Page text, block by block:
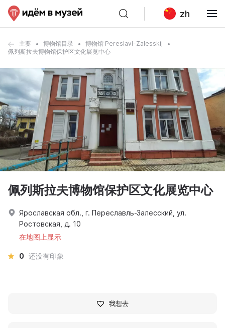
zh
主要 博物馆目录
博物馆 Pereslavl-Zalesskij
佩列斯拉夫博物馆保护区文化展览中心
佩列斯拉夫博物馆保护区文化展览中心
Ярославская обл., г. Переславль-Залесский, ул.
Ростовская, д. 10
在地图上显示
0 还没有印象
我想去